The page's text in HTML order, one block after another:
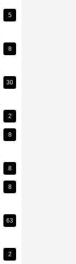
5
8
30
2
8
8
8
63
2